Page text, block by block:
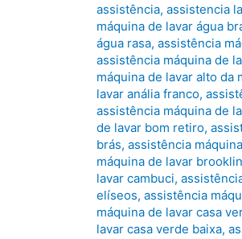
assistência,assistencia
máquina de lavar água
água rasa,assistência
assistência máquina de
máquina de lavar alto da
lavar anália franco,
assistência máquina de
de lavar bom retiro,
brás,assistência
máquina de lavar
lavar cambuci,
elíseos,assistência
máquina de lavar casa
lavar casa verde baixa,